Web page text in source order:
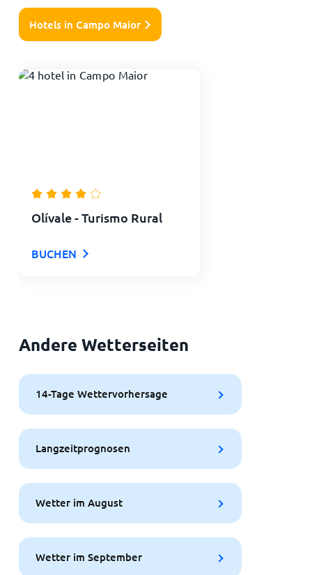
Hotels in Campo Maior
Olívale - Turismo Rural
BUCHEN
Andere Wetterseiten
14-Tage Wettervorhersage
Langzeitprognosen
Wetter im August
Wetter im September